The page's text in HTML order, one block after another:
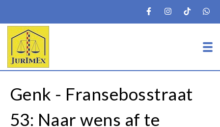
Genk - Fransebosstraat
53: Naar wens af te